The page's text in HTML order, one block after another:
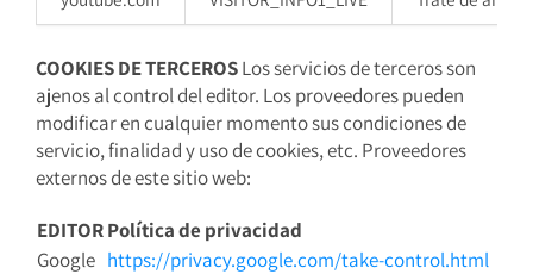
COOKIES DE TERCEROSLos servicios de terceros son
ajenos al control del editor. Los proveedores pueden
modificar en cualquier momento sus condiciones de
servicio, finalidad y uso de cookies, etc. Proveedores
externos de este sitio web:
EDITORPolítica de privacidad
Google https://privacy.google.com/take-control.html